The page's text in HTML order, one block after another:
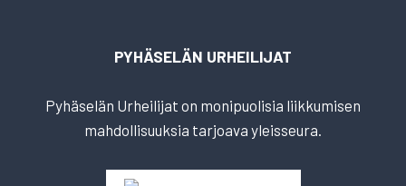
PYHÄSELÄN URHEILIJAT
Pyhäselän Urheilijat on monipuolisia liikkumisen
mahdollisuuksia tarjoava yleisseura.